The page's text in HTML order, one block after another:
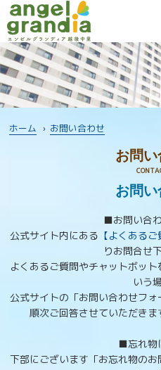
ホーム › お問い合わせ
お問
お問
■お問い合
公式サイト内にある 【よくあるご
りお問合せ
よくあるご質問やチャットボッ
いう
公式サイトの「お問い合わせフォ
順次ご回答させていただきま
■忘れ物
下部にございます「お忘れ物の